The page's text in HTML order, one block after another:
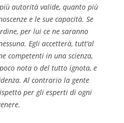
autorità valide, quanto più
e le sue capacità. Se
per lui ce ne saranno
Egli accetterà, tutt’al
competenti in una scienza,
nota o del tutto ignota, e
Al contrario la gente
per gli esperti di ogni